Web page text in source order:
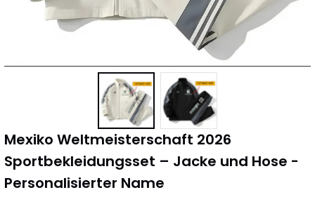
Mexiko Weltmeisterschaft 2026
Sportbekleidungsset – Jacke und Hose -
Personalisierter Name